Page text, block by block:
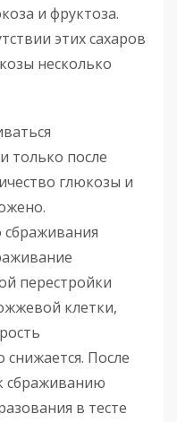
и фруктоза.
этих сахаров
несколько
только после
глюкозы и
перестройки
клетки,
После
сбраживанию
в тесте